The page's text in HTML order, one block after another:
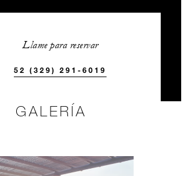
Llame para reservar
52 (329) 291-6019
GALERÍA